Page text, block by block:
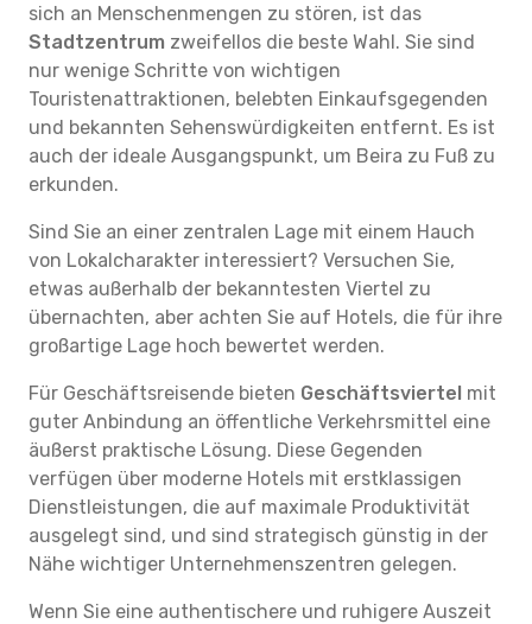
sich an Menschenmengen zu stören, ist das
Stadtzentrum zweifellos die beste Wahl. Sie sind
nur wenige Schritte von wichtigen
Touristenattraktionen, belebten Einkaufsgegenden
und bekannten Sehenswürdigkeiten entfernt. Es ist
auch der ideale Ausgangspunkt, um Beira zu Fuß zu
erkunden.
Sind Sie an einer zentralen Lage mit einem Hauch
von Lokalcharakter interessiert? Versuchen Sie,
etwas außerhalb der bekanntesten Viertel zu
übernachten, aber achten Sie auf Hotels, die für ihre
großartige Lage hoch bewertet werden.
Für Geschäftsreisende bieten Geschäftsviertel mit
guter Anbindung an öffentliche Verkehrsmittel eine
äußerst praktische Lösung. Diese Gegenden
verfügen über moderne Hotels mit erstklassigen
Dienstleistungen, die auf maximale Produktivität
ausgelegt sind, und sind strategisch günstig in der
Nähe wichtiger Unternehmenszentren gelegen.
Wenn Sie eine authentischere und ruhigere Auszeit